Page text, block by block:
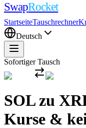
SwapRocket
StartseiteTauschrechner
Deutsch
Sofortiger Tausch
SOL zu
Kurse &